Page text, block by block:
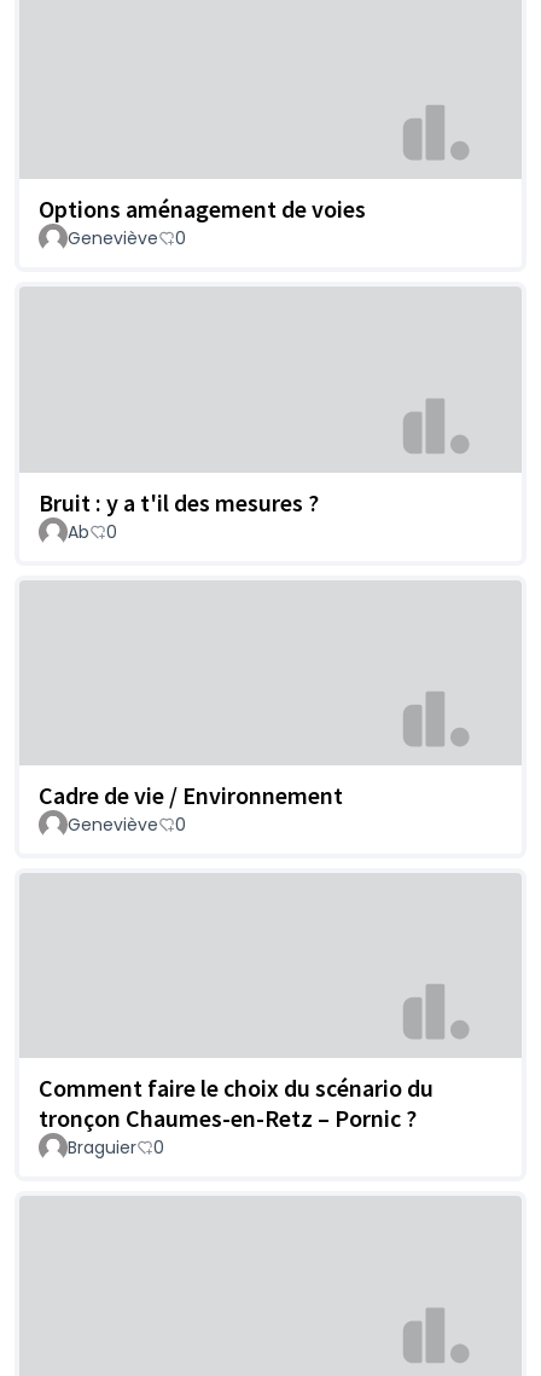
Options aménagement de voies
Geneviève 0
Bruit : y a t'il des mesures ?
Ab 0
Cadre de vie / Environnement
Geneviève 0
Comment faire le choix du scénario du
tronçon Chaumes-en-Retz – Pornic ?
Braguier 0